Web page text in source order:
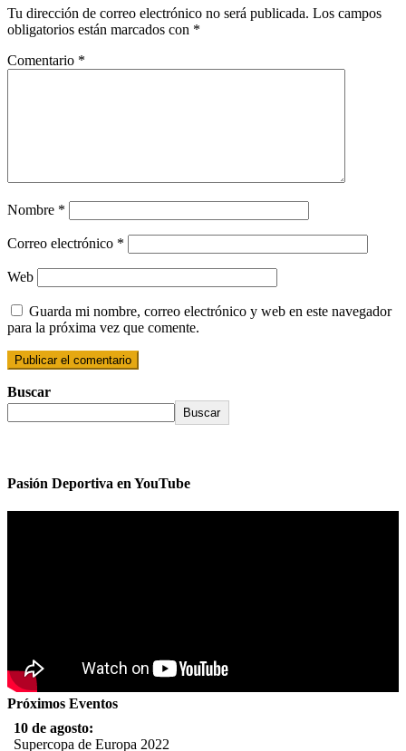
Tu dirección de correo electrónico no será publicada. Los campos
obligatorios están marcados con *
Comentario *
Nombre *
Correo electrónico *
Web
Guarda mi nombre, correo electrónico y web en este navegador
para la próxima vez que comente.
Buscar
Buscar
Pasión Deportiva en YouTube
Próximos Eventos
10 de agosto:
Supercopa de Europa 2022